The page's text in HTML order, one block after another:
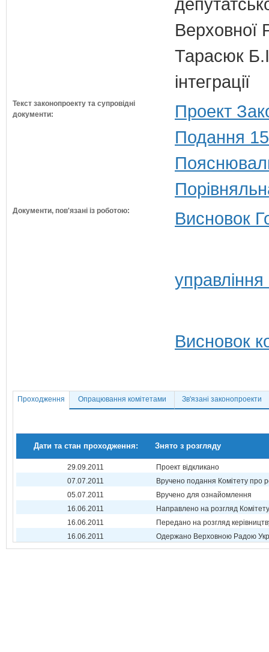
Верховної
Тарасюк
інтеграції
Текст законопроекту та супровідні
документи:
Проект
Подання
Документи, пов'язані із роботою: Висновок
Висновок
Проходження Опрацювання комітетами Зв'язані законопроекти
Дати та стан проходження: Знято з розгляду
29.09.2011
Проект відкликано
07.07.2011
Вручено подання Комітету про
05.07.2011
Вручено для ознайомлення
16.06.2011
Направлено на розгляд Комітету
16.06.2011
Передано на розгляд
16.06.2011
Одержано Верховною Радою